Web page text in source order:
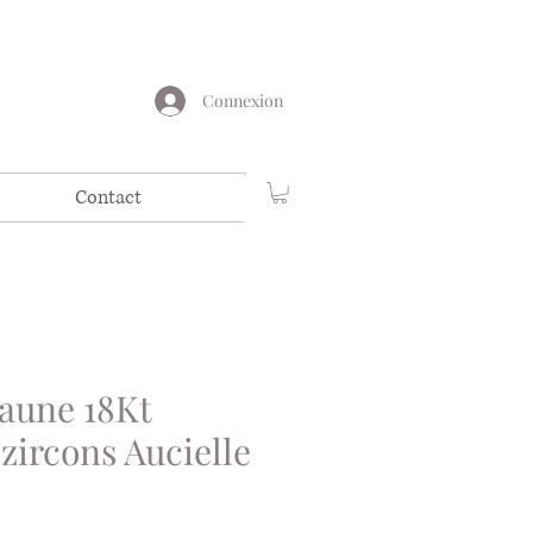
Connexion
Contact
18Kt
Aucielle